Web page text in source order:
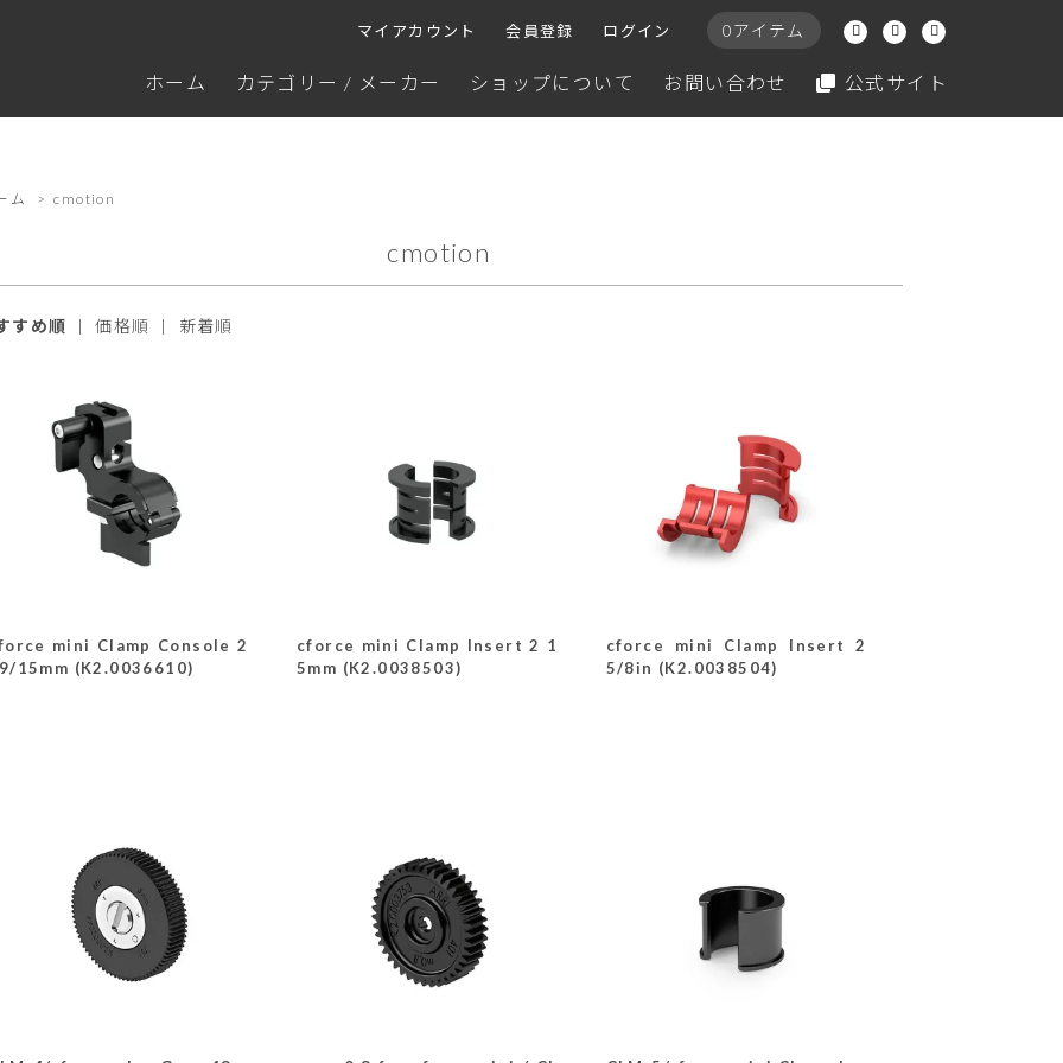
0アイテム
マイアカウント 会員登録 ログイン
ホーム カテゴリー / メーカー ショップについて お問い合わせ 公式サイト
ム > cmotion
cmotion
すめ順 |価格順 | 新着順
mini Clamp Console 2
15mm (K2.0036610)
cforce mini Clamp Insert 2 1
5mm (K2.0038503)
cforce mini Clamp Insert 2
5/8in (K2.0038504)